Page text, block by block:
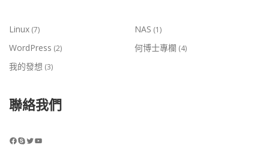
Linux (7) NAS (1)
WordPress (2) 何博士專欄 (4)
我的發想 (3)
聯絡我們
Facebook Skype Twitter YouTube